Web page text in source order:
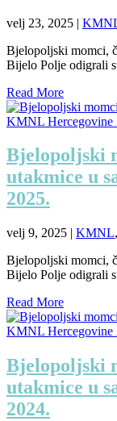
velj 23, 2025 |
Bjelopoljski momci,
Bijelo Polje odigrali
Read More
Bjelopoljski
utakmice u
2025.
velj 9, 2025 | KMNL,
Bjelopoljski momci,
Bijelo Polje odigrali
Read More
Bjelopoljski
utakmice u
2024.